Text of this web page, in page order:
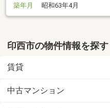
築年月
昭和63年4月
印西市の物件情報を探す
賃貸
中古マンション